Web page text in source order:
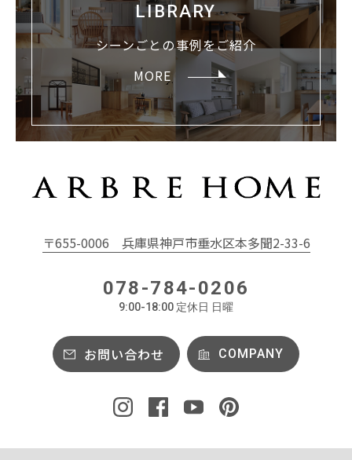
店舗併用住宅
教室・サロン
シンプル
ジャパンディ
北欧
モダン
ナチュラル
和
レトロ
LIBRARY
シーンごとの事例をご紹介
MORE
〒655-0006 兵庫県神戸市垂水区本多聞2-33-6
078-784-0206
9:00-18:00 定休日 日曜
お問い合わせ COMPANY